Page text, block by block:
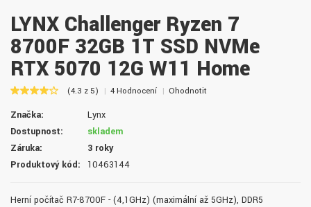
LYNX Challenger Ryzen 7
8700F 32GB 1T SSD NVMe
RTX 5070 12G W11 Home
(4.3 z 5) 4 Hodnocení Ohodnotit
Značka:
Lynx
Dostupnost:
skladem
Záruka:
3 roky
Produktový kód:
10463144
Herní počítač R7-8700F - (4,1GHz) (maximální až 5GHz), DDR5